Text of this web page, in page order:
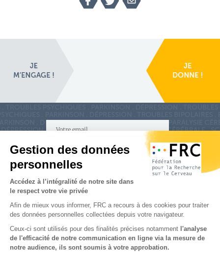
S'inscrire à la newsletter
les réseaux sociaux
Partenaires & Mécènes